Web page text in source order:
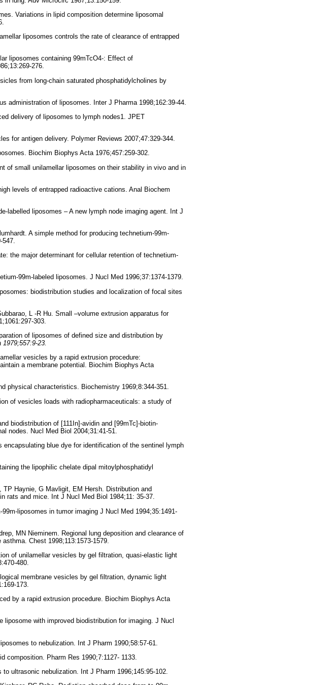
Variations in lipid composition determine liposomal
liposomes controls the rate of clearance of entrapped
liposomes containing 99mTcO4-: Effect of
276.
from long-chain saturated phosphatidylcholines by
administration of liposomes. Inter J Pharma 1998;162:39-44.
delivery of liposomes to lymph nodes1. JPET
for antigen delivery. Polymer Reviews 2007;47:329-344.
Biochim Biophys Acta 1976;457:259-302.
of small unilamellar liposomes on their stability in vivo and in
levels of entrapped radioactive cations. Anal Biochem
labelled liposomes – A new lymph node imaging agent. Int J
A simple method for producing technetium-99m-
547.
the major determinant for cellular retention of technetium-
99m-labeled liposomes. J Nucl Med 1996;37:1374-1379.
biodistribution studies and localization of focal sites
L -R Hu. Small –volume extrusion apparatus for
303.
of liposomes of defined size and distribution by
23.
vesicles by a rapid extrusion procedure:
a membrane potential. Biochim Biophys Acta
physical characteristics. Biochemistry 1969;8:344-351.
of vesicles loads with radiopharmaceuticals: a study of
biodistribution of [111In]-avidin and [99mTc]-biotin-
nodes. Nucl Med Biol 2004;31:41-51.
blue dye for identification of the sentinel lymph
the lipophilic chelate dipal mitoylphosphatidyl
Haynie, G Mavligit, EM Hersh. Distribution and
rats and mice. Int J Nucl Med Biol 1984;11: 35-37.
liposomes in tumor imaging J Nucl Med 1994;35:1491-
MN Nieminem. Regional lung deposition and clearance of
Chest 1998;113:1573-1579.
of unilamellar vesicles by gel filtration, quasi-elastic light
480.
membrane vesicles by gel filtration, dynamic light
173.
by a rapid extrusion procedure. Biochim Biophys Acta
with improved biodistribution for imaging. J Nucl
to nebulization. Int J Pharm 1990;58:57-61.
Pharm Res 1990;7:1127- 1133.
ultrasonic nebulization. Int J Pharm 1996;145:95-102.